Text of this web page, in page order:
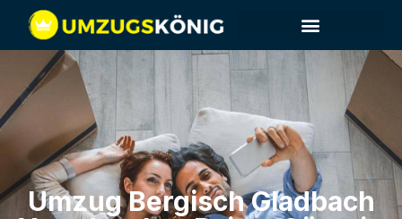
Umzug Bergisch Gladbach​